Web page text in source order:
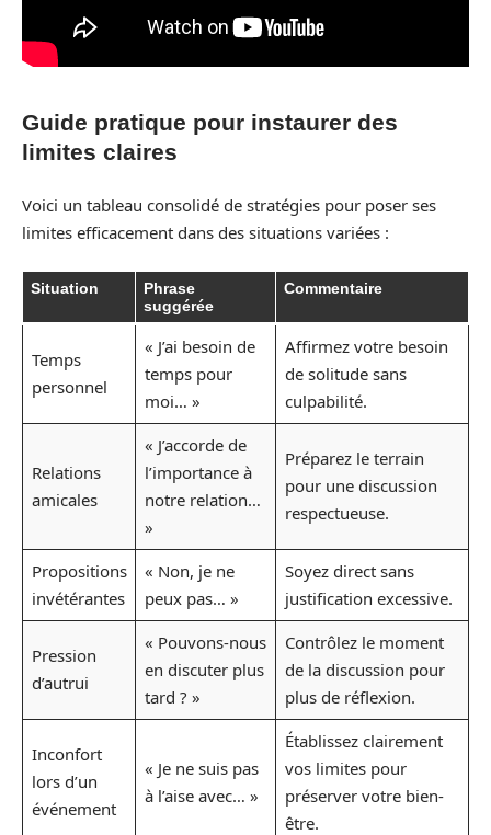
Guide pratique pour instaurer des
limites claires
Voici un tableau consolidé de stratégies pour poser ses
limites efficacement dans des situations variées :
Situation
Phrase
suggérée
Commentaire
Temps
personnel
« J’ai besoin de
temps pour
moi… »
Affirmez votre besoin
de solitude sans
culpabilité.
Relations
amicales
« J’accorde de
l’importance à
notre relation…
»
Préparez le terrain
pour une discussion
respectueuse.
Propositions
invétérantes
« Non, je ne
peux pas… »
Soyez direct sans
justification excessive.
Pression
d’autrui
« Pouvons-nous
en discuter plus
tard ? »
Contrôlez le moment
de la discussion pour
plus de réflexion.
Inconfort
lors d’un
événement
« Je ne suis pas
à l’aise avec… »
Établissez clairement
vos limites pour
préserver votre bien-
être.